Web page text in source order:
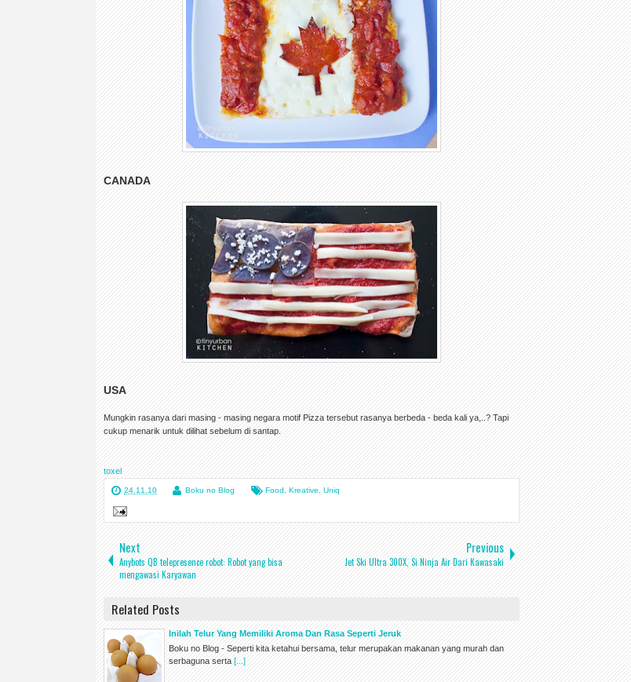
CANADA
USA
Mungkin rasanya dari masing - masing negara motif Pizza tersebut rasanya berbeda - beda kali ya,..? Tapi
cukup menarik untuk dilihat sebelum di santap.
toxel
24.11.10 Boku no Blog Food Kreative Uniq
Next
Anybots QB telepresence robot: Robot yang bisa
mengawasi Karyawan
Previous
Jet Ski Ultra 300X, Si Ninja Air Dari Kawasaki
Related Posts
Inilah Telur Yang Memiliki Aroma Dan Rasa Seperti Jeruk
Boku no Blog - Seperti kita ketahui bersama, telur merupakan makanan yang murah dan
serbaguna serta[...]